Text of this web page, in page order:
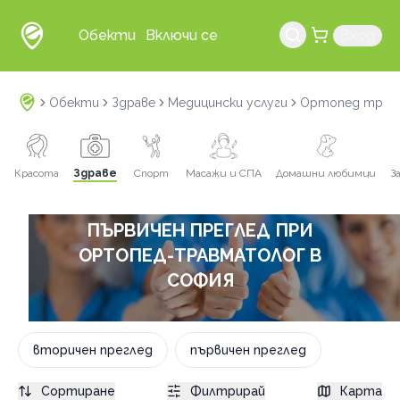
Обекти Включи се
Обекти Здраве Медицински услуги Ортопед
Красота Здраве Спорт Масажи и СПА Домашни любимци
ПЪРВИЧЕН ПРЕГЛЕД ПРИ
ОРТОПЕД-ТРАВМАТОЛОГ В
СОФИЯ
вторичен преглед първичен преглед
Сортиране Филтрирай Карта